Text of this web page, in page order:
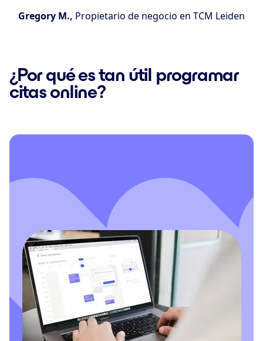
Gregory M., Propietario de negocio en TCM Leiden
¿Por qué es tan útil programar
citas online?